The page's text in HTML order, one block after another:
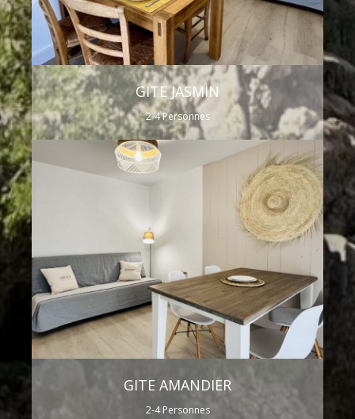
GITE JASMIN
2-4 Personnes
GITE AMANDIER
2-4 Personnes